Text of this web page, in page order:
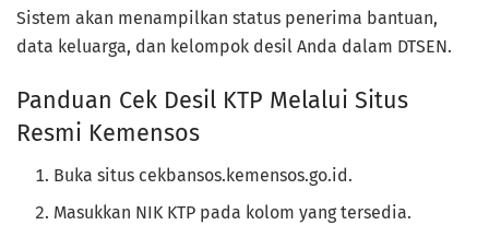
Sistem akan menampilkan status penerima bantuan,
data keluarga, dan kelompok desil Anda dalam DTSEN.
Panduan Cek Desil KTP Melalui Situs
Resmi Kemensos
Buka situs cekbansos.kemensos.go.id.
Masukkan NIK KTP pada kolom yang tersedia.